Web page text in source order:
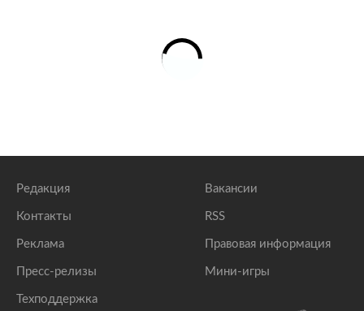
Редакция
Контакты
Реклама
Пресс-релизы
Техподдержка
Вакансии
RSS
Правовая информация
Мини-игры